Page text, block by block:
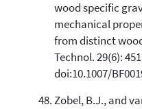
wood specific
mechanical
from distinct
Technol. 29(6):
doi:10.1007/
Zobel, B.J., and